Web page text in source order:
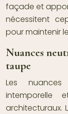
façade et
nécessitent
pour maintenir
Nuances
taupe
Les
intemporelle
architecturaux.